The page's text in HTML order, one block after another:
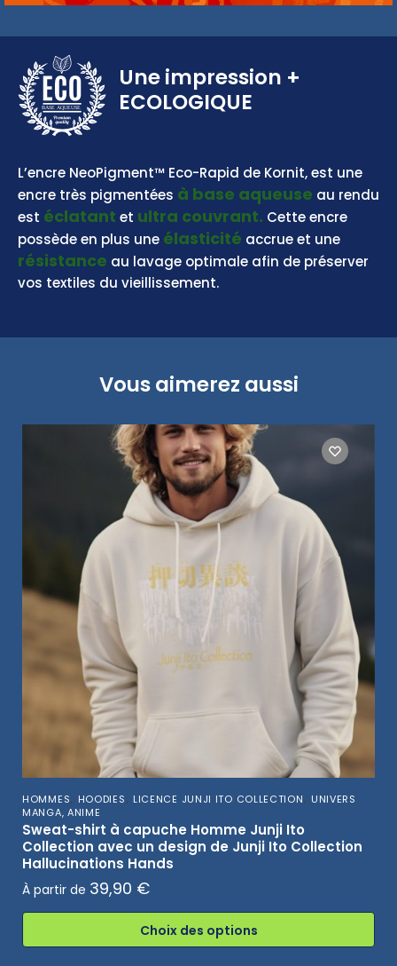
BASE AQUEUSE
Une impression +
ECOLOGIQUE
L’encre NeoPigment™ Eco-Rapid de Kornit, est une
encre très pigmentées à base aqueuse au rendu
est éclatant et ultra couvrant. Cette encre
possède en plus une élasticité accrue et une
résistance au lavage optimale afin de préserver
vos textiles du vieillissement.
Vous aimerez aussi
HOMMES, HOODIES, LICENCE JUNJI ITO COLLECTION, UNIVERS
MANGA, ANIME
Sweat-shirt à capuche Homme Junji Ito
Collection avec un design de Junji Ito Collection
Hallucinations Hands
À partir de 39,90 €
Choix des options